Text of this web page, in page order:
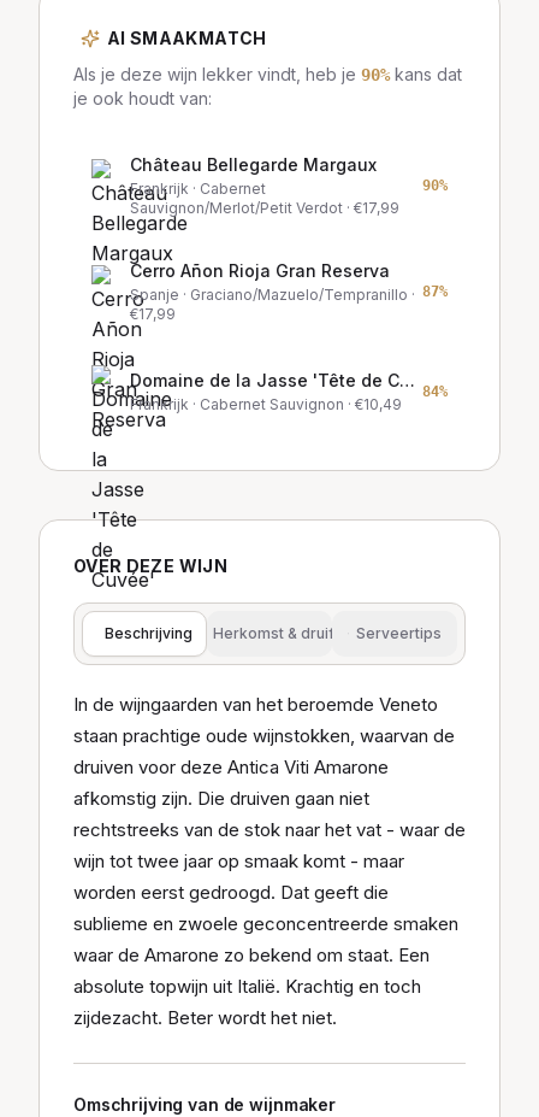
AI SMAAKMATCH
Als je deze wijn lekker vindt, heb je 90%kans dat
je ook houdt van:
Château Bellegarde Margaux
Frankrijk · Cabernet
Sauvignon/Merlot/Petit Verdot · €17,99
90%
Cerro Añon Rioja Gran Reserva
Spanje · Graciano/Mazuelo/Tempranillo ·
€17,99
87%
Domaine de la Jasse 'Tête de Cuvée'
Frankrijk · Cabernet Sauvignon · €10,49
84%
OVER DEZE WIJN
Beschrijving Herkomst & druif Serveertips
In de wijngaarden van het beroemde Veneto
staan prachtige oude wijnstokken, waarvan de
druiven voor deze Antica Viti Amarone
afkomstig zijn. Die druiven gaan niet
rechtstreeks van de stok naar het vat - waar de
wijn tot twee jaar op smaak komt - maar
worden eerst gedroogd. Dat geeft die
sublieme en zwoele geconcentreerde smaken
waar de Amarone zo bekend om staat. Een
absolute topwijn uit Italië. Krachtig en toch
zijdezacht. Beter wordt het niet.
Omschrijving van de wijnmaker